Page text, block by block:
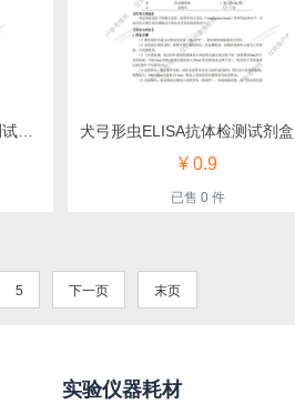
非洲猪瘟病毒荧光 PCR 检测试剂盒（纳百）
¥ 0.9
已售 0 件
5 下一页 末页
实验仪器耗材